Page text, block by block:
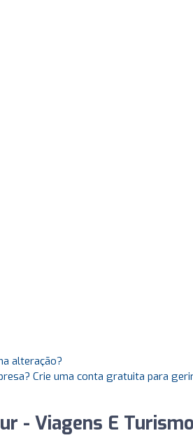
alteração?
Crie uma conta gratuita para
- Viagens E